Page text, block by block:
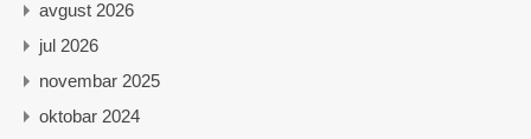
avgust 2026
jul 2026
novembar 2025
oktobar 2024